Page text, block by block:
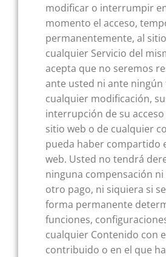
modificar o interrumpir
momento el acceso,
permanentemente, al
cualquier Servicio del
acepta que no seremos
ante usted ni ante
cualquier modificación,
interrupción de su
sitio web o de cualquier
pueda haber compartido
web. Usted no tendrá
ninguna compensación
otro pago, ni siquiera si
forma permanente
funciones,
cualquier Contenido con
contribuido o en el que